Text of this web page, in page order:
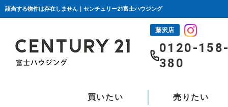
該当する物件は存在しません｜センチュリー21富士ハウジング
藤沢店
0120-158-
380
買いたい 売りたい